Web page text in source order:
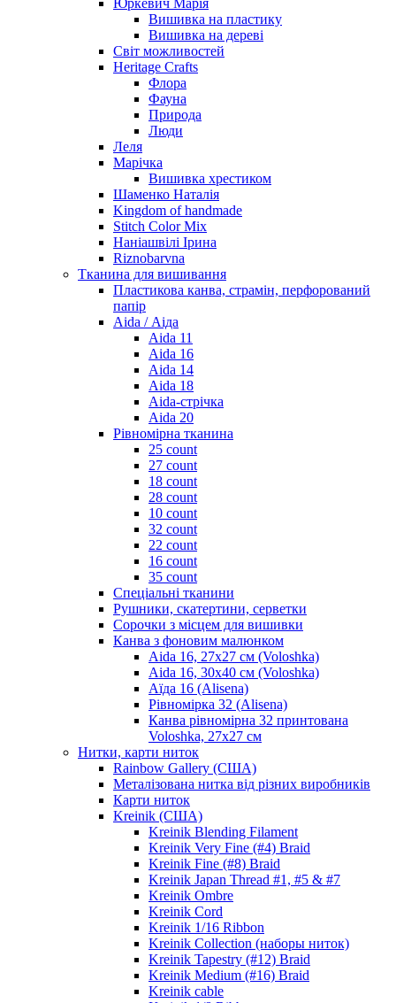
Вишивка на пластику
Вишивка на дереві
Світ можливостей
Heritage Crafts
Флора
Фауна
Природа
Люди
Леля
Марічка
Вишивка хрестиком
Шаменко Наталія
Kingdom of handmade
Stitch Color Mix
Наніашвілі Ірина
Riznobarvna
Тканина для вишивання
Пластикова канва, страмін, перфорований
папір
Aida / Аіда
Aida 11
Aida 16
Aida 14
Aida 18
Aida-стрічка
Aida 20
Рівномірна тканина
25 count
27 count
18 count
28 count
10 count
32 count
22 count
16 count
35 count
Спеціальні тканини
Рушники, скатертини, серветки
Сорочки з місцем для вишивки
Канва з фоновим малюнком
Aida 16, 27х27 см (Voloshka)
Aida 16, 30х40 см (Voloshka)
Аїда 16 (Alisena)
Рівномірка 32 (Alisena)
Канва рівномірна 32 принтована
Voloshka, 27х27 см
Нитки, карти ниток
Rainbow Gallery (США)
Металізована нитка від різних виробників
Карти ниток
Kreinik (США)
Kreinik Blending Filament
Kreinik Very Fine (#4) Braid
Kreinik Fine (#8) Braid
Kreinik Japan Thread #1, #5 & #7
Kreinik Ombre
Kreinik Cord
Kreinik 1/16 Ribbon
Kreinik Collection (наборы ниток)
Kreinik Tapestry (#12) Braid
Kreinik Medium (#16) Braid
Kreinik cable